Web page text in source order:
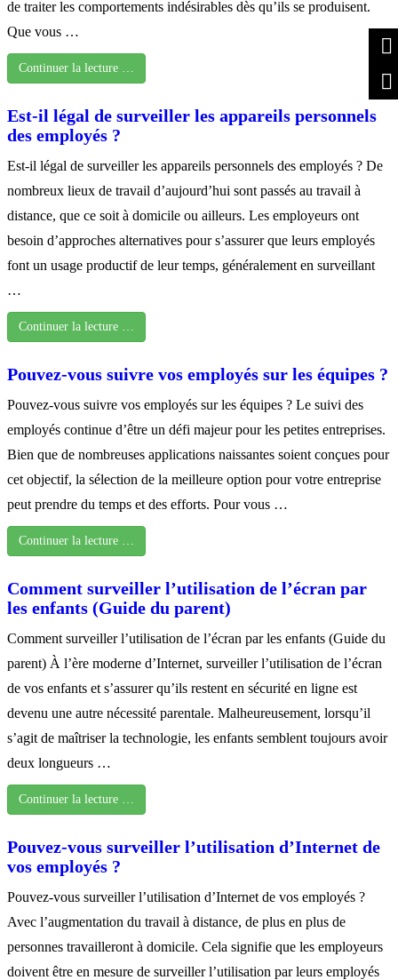
de traiter les comportements indésirables dès qu’ils se produisent.
Que vous …
Continuer la lecture …
Est-il légal de surveiller les appareils personnels
des employés ?
Est-il légal de surveiller les appareils personnels des employés ? De
nombreux lieux de travail d’aujourd’hui sont passés au travail à
distance, que ce soit à domicile ou ailleurs. Les employeurs ont
besoin d’approches alternatives pour s’assurer que leurs employés
font un usage productif de leur temps, généralement en surveillant
…
Continuer la lecture …
Pouvez-vous suivre vos employés sur les équipes ?
Pouvez-vous suivre vos employés sur les équipes ? Le suivi des
employés continue d’être un défi majeur pour les petites entreprises.
Bien que de nombreuses applications naissantes soient conçues pour
cet objectif, la sélection de la meilleure option pour votre entreprise
peut prendre du temps et des efforts. Pour vous …
Continuer la lecture …
Comment surveiller l’utilisation de l’écran par
les enfants (Guide du parent)
Comment surveiller l’utilisation de l’écran par les enfants (Guide du
parent) À l’ère moderne d’Internet, surveiller l’utilisation de l’écran
de vos enfants et s’assurer qu’ils restent en sécurité en ligne est
devenu une autre nécessité parentale. Malheureusement, lorsqu’il
s’agit de maîtriser la technologie, les enfants semblent toujours avoir
deux longueurs …
Continuer la lecture …
Pouvez-vous surveiller l’utilisation d’Internet de
vos employés ?
Pouvez-vous surveiller l’utilisation d’Internet de vos employés ?
Avec l’augmentation du travail à distance, de plus en plus de
personnes travailleront à domicile. Cela signifie que les employeurs
doivent être en mesure de surveiller l’utilisation par leurs employés